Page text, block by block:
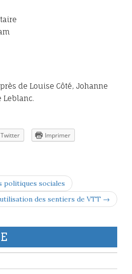
de Louise Côté, Johanne
Leblanc.
Twitter Imprimer
politiques sociales
des sentiers de VTT →